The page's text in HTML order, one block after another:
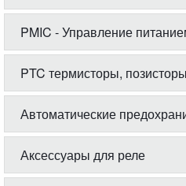
PMIC - Управление
PTC термисторы, позисторы
Автоматические
Аксессуары для реле